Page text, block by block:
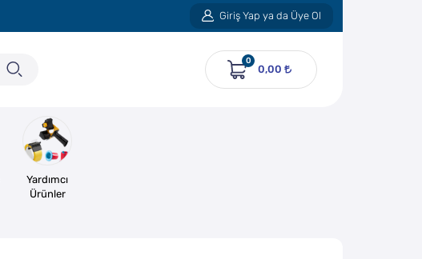
Giriş Yap ya da Üye Ol
0
0,00
Yardımcı
Ürünler